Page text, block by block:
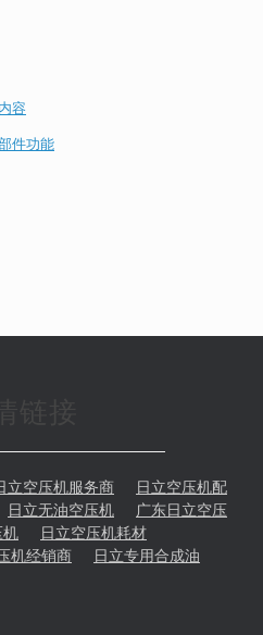
容
件功能
立空压机服务商
日立空压机配
日立无油空压机
广东日立空压
日立空压机耗材
机经销商 日立专用合成油